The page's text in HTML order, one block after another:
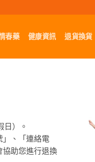
春藥 健康資訊 退貨換貨
日）。
、「連絡電
協助您進行退換